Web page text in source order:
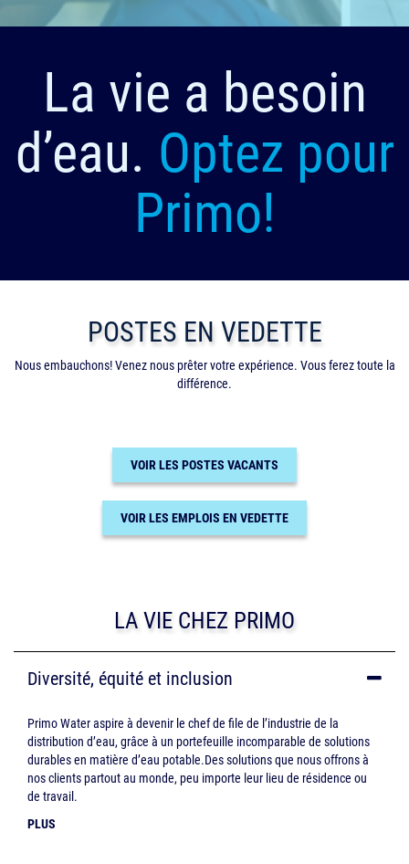
La vie a besoin
d’eau. Optez pour
Primo!
POSTES EN VEDETTE
Nous embauchons! Venez nous prêter votre expérience. Vous ferez toute la
différence.
VOIR LES POSTES VACANTS
VOIR LES EMPLOIS EN VEDETTE
LA VIE CHEZ PRIMO
Diversité, équité et inclusion
Primo Water aspire à devenir le chef de file de l’industrie de la
distribution d’eau, grâce à un portefeuille incomparable de solutions
durables en matière d’eau potable.Des solutions que nous offrons à
nos clients partout au monde, peu importe leur lieu de résidence ou
de travail.
PLUS